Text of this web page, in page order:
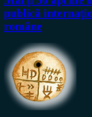
publică
române